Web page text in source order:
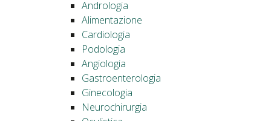
Andrologia
Alimentazione
Cardiologia
Podologia
Angiologia
Gastroenterologia
Ginecologia
Neurochirurgia